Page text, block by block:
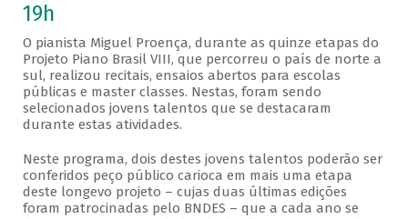
19h
O pianista Miguel Proença, durante as quinze etapas do
Projeto Piano Brasil VIII, que percorreu o país de norte a
sul, realizou recitais, ensaios abertos para escolas
públicas e master classes. Nestas, foram sendo
selecionados jovens talentos que se destacaram
durante estas atividades.
Neste programa, dois destes jovens talentos poderão ser
conferidos peço público carioca em mais uma etapa
deste longevo projeto – cujas duas últimas edições
foram patrocinadas pelo BNDES – que a cada ano se